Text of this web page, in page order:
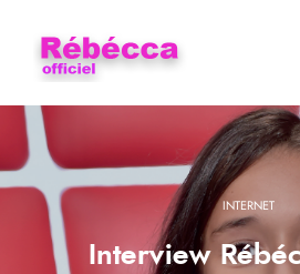
INTERNET
Interview